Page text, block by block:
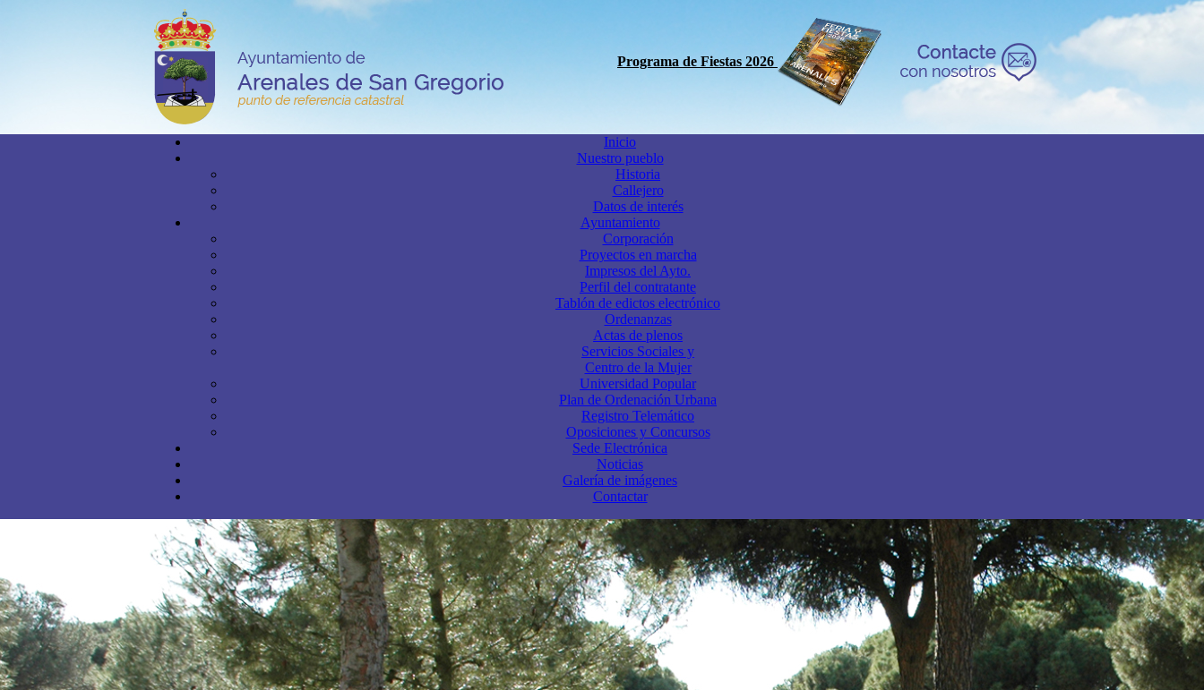
Programa de Fiestas 2026
Inicio
Nuestro pueblo
Historia
Callejero
Datos de interés
Ayuntamiento
Corporación
Proyectos en marcha
Impresos del Ayto.
Perfil del contratante
Tablón de edictos electrónico
Ordenanzas
Actas de plenos
Servicios Sociales y
Centro de la Mujer
Universidad Popular
Plan de Ordenación Urbana
Registro Telemático
Oposiciones y Concursos
Sede Electrónica
Noticias
Galería de imágenes
Contactar